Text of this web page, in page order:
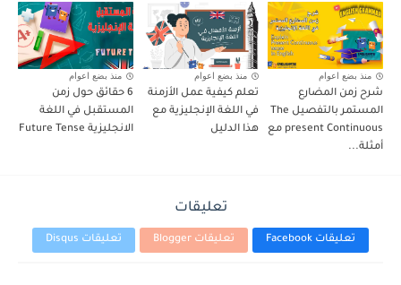
منذ بضع اعوام
شرح زمن المضارع
المستمر بالتفصيل The
present Continuous مع
أمثلة...
منذ بضع اعوام
تعلم كيفية عمل الأزمنة
في اللغة الإنجليزية مع
هذا الدليل
منذ بضع اعوام
6 حقائق حول زمن
المستقبل في اللغة
الانجليزية Future Tense
تعليقات
تعليقات Facebook تعليقات Blogger تعليقات Disqus